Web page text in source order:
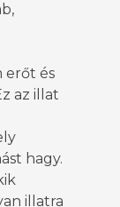
erőt és
az illat
hagy.
illatra